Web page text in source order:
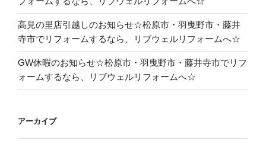
高見の里店引越しのお知らせ☆松原市・羽曳野市・藤井
寺市でリフォームするなら、リブウェルリフォームへ☆
GW休暇のお知らせ☆松原市・羽曳野市・藤井寺市でリフ
ォームするなら、リブウェルリフォームへ☆
アーカイブ